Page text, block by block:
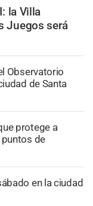
la Villa
Juegos será
Observatorio
de Santa
protege a
puntos de
en la ciudad